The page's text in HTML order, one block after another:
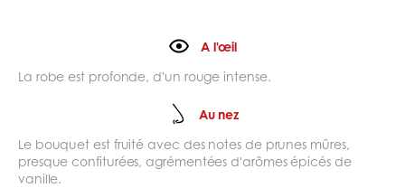
A l'œil
La robe est profonde, d'un rouge intense.
Au nez
Le bouquet est fruité avec des notes de prunes mûres,
presque confiturées, agrémentées d'arômes épicés de
vanille.